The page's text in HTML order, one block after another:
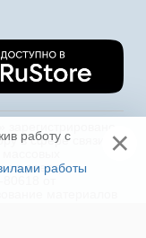
в сфере связи,
из реестра
от
работу с
работы
×